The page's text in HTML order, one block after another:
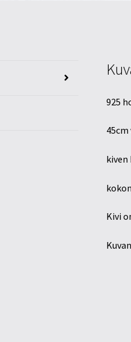
925
kiven
Kivi